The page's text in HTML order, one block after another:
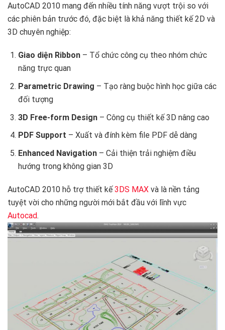
AutoCAD 2010 mang đến nhiều tính năng vượt trội so với
các phiên bản trước đó, đặc biệt là khả năng thiết kế 2D và
3D chuyên nghiệp:
Giao diện Ribbon– Tổ chức công cụ theo nhóm chức
năng trực quan
Parametric Drawing – Tạo ràng buộc hình học giữa các
đối tượng
3D Free-form Design– Công cụ thiết kế 3D nâng cao
PDF Support – Xuất và đính kèm file PDF dễ dàng
Enhanced Navigation– Cải thiện trải nghiệm điều
hướng trong không gian 3D
AutoCAD 2010 hỗ trợ thiết kế3DS MAX và là nền tảng
tuyệt vời cho những người mới bắt đầu với lĩnh vực
Autocad.